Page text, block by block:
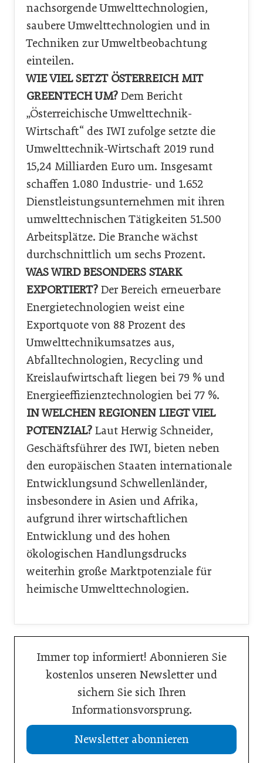
nachsorgende Umwelttechnologien,
saubere Umwelttechnologien und in
Techniken zur Umweltbeobachtung
einteilen.
WIE VIEL SETZT ÖSTERREICH MIT
GREENTECH UM? Dem Bericht
„Österreichische Umwelttechnik-
Wirtschaft“ des IWI zufolge setzte die
Umwelttechnik-Wirtschaft 2019 rund
15,24 Milliarden Euro um. Insgesamt
schaffen 1.080 Industrie- und 1.652
Dienstleistungsunternehmen mit ihren
umwelttechnischen Tätigkeiten 51.500
Arbeitsplätze. Die Branche wächst
durchschnittlich um sechs Prozent.
WAS WIRD BESONDERS STARK
EXPORTIERT? Der Bereich erneuerbare
Energietechnologien weist eine
Exportquote von 88 Prozent des
Umwelttechnikumsatzes aus,
Abfalltechnologien, Recycling und
Kreislaufwirtschaft liegen bei 79 % und
Energieeffizienztechnologien bei 77 %.
IN WELCHEN REGIONEN LIEGT VIEL
POTENZIAL? Laut Herwig Schneider,
Geschäftsführer des IWI, bieten neben
den europäischen Staaten internationale
Entwicklungsund Schwellenländer,
insbesondere in Asien und Afrika,
aufgrund ihrer wirtschaftlichen
Entwicklung und des hohen
ökologischen Handlungsdrucks
weiterhin große Marktpotenziale für
heimische Umwelttechnologien.
Immer top informiert! Abonnieren Sie
kostenlos unseren Newsletter und
sichern Sie sich Ihren
Informationsvorsprung.
Newsletter abonnieren